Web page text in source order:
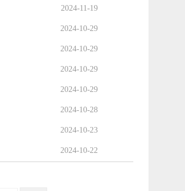
2024-11-19
2024-10-29
2024-10-29
2024-10-29
2024-10-29
2024-10-28
2024-10-23
2024-10-22